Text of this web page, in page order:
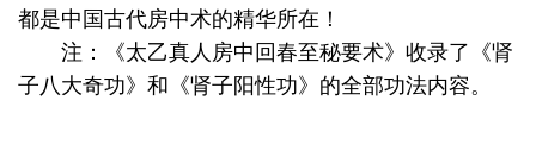
都是中国古代房中术的精华所在！
注：《太乙真人房中回春至秘要术》收录了《肾
子八大奇功》和《肾子阳性功》的全部功法内容。